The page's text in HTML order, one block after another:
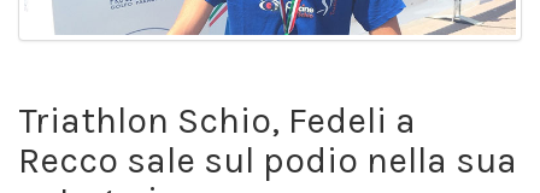
Triathlon Schio, Fedeli a
Recco sale sul podio nella sua